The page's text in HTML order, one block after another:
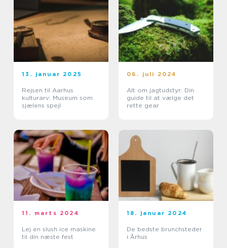
13. januar 2025
Rejsen til Aarhus
kulturarv: Museum som
sjælens spejl
06. juli 2024
Alt om jagtudstyr: Din
guide til at vælge det
rette gear
11. marts 2024
Lej en slush ice maskine
til din næste fest
18. januar 2024
De bedste brunchsteder
i Århus